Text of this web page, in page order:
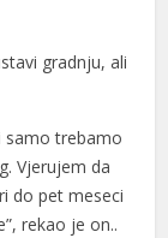
gradnju, ali
samo trebamo
Vjerujem da
do pet meseci
rekao je on..